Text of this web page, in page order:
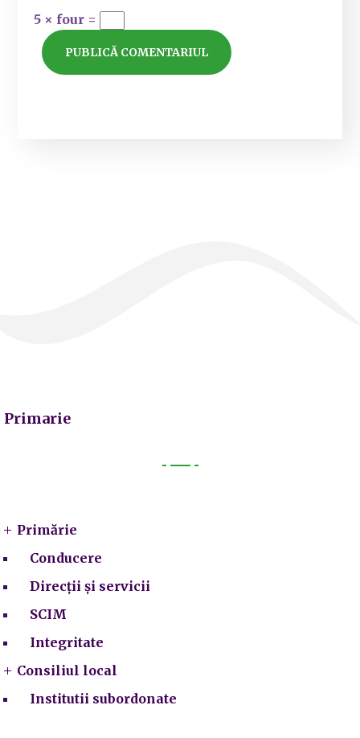
5 × four =
Primarie
Primărie
Conducere
Direcții și servicii
SCIM
Integritate
Consiliul local
Institutii subordonate